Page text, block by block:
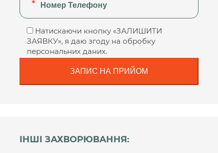
Натискаючи кнопку «ЗАЛИШИТИ
ЗАЯВКУ», я даю згоду на обробку
персональних даних.
ІНШІ ЗАХВОРЮВАННЯ: